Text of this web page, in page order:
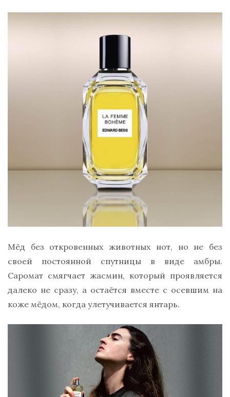
Мёд без откровенных животных нот, но не без
своей постоянной спутницы в виде амбры.
Саромат смягчает жасмин, который проявляется
далеко не сразу, а остаётся вместе с осевшим на
коже мёдом, когда улетучивается янтарь.